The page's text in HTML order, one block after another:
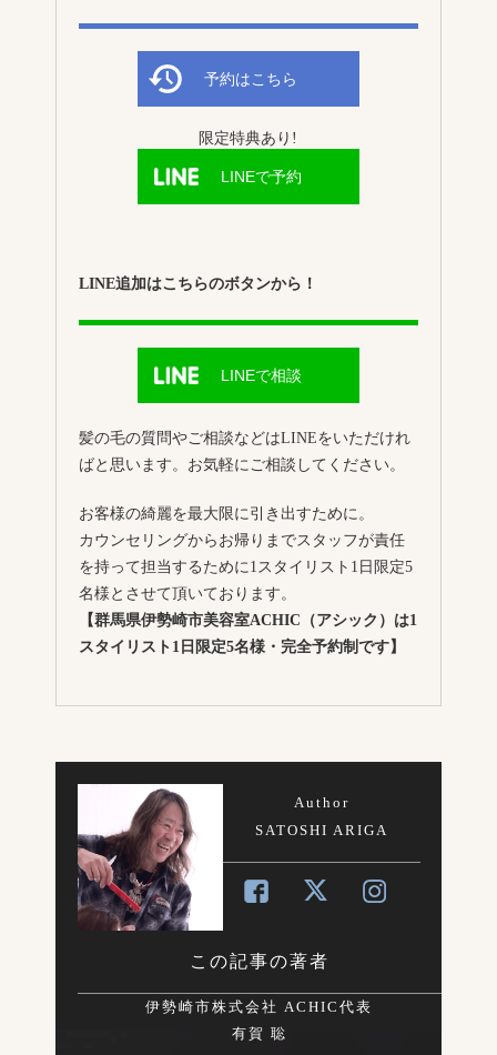
予約はこちら
限定特典あり!
LINEで予約
LINE追加はこちらのボタンから！
LINEで相談
髪の毛の質問やご相談などはLINEをいただけれ
ばと思います。お気軽にご相談してください。
お客様の綺麗を最大限に引き出すために。
カウンセリングからお帰りまでスタッフが責任
を持って担当するために1スタイリスト1日限定5
名様とさせて頂いております。
【群馬県伊勢崎市美容室ACHIC（アシック）は1
スタイリスト1日限定5名様・完全予約制です】
Author
SATOSHI ARIGA
この記事の著者
伊勢崎市株式会社 ACHIC代表
有賀 聡